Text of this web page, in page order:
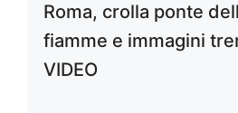
Roma, crolla ponte
fiamme e immagini
VIDEO